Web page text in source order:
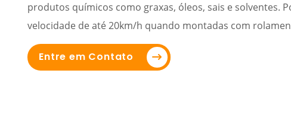
produtos químicos como graxas, óleos, sais e solventes.
velocidade de até 20km/h quando montadas com
Entre em Contato